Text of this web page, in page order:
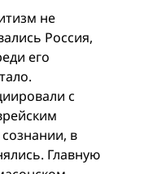
не
Россия,
его
с
в
Главную